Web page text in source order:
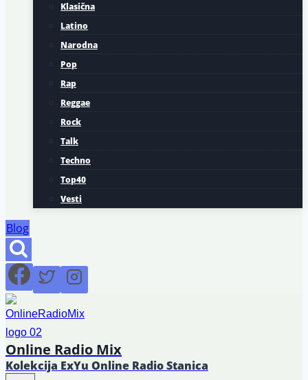
Klasična
Latino
Narodna
Pop
Rap
Reggae
Rock
Talk
Techno
Top40
Vesti
Blog
Online Radio Mix
Kolekcija ExYu Online Radio Stanica